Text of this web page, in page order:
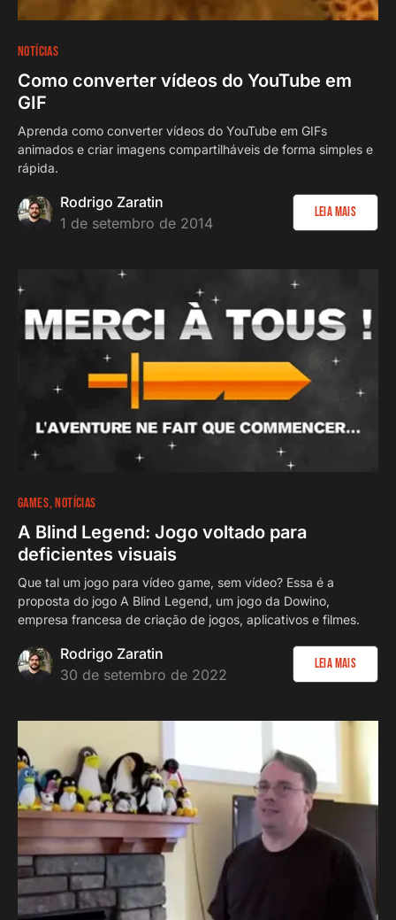
NOTÍCIAS
Como converter vídeos do YouTube em
GIF
Aprenda como converter vídeos do YouTube em GIFs
animados e criar imagens compartilháveis de forma simples e
rápida.
Rodrigo Zaratin
1 de setembro de 2014
Leia Mais
GAMES NOTÍCIAS
A Blind Legend: Jogo voltado para
deficientes visuais
Que tal um jogo para vídeo game, sem vídeo? Essa é a
proposta do jogo A Blind Legend, um jogo da Dowino,
empresa francesa de criação de jogos, aplicativos e filmes.
Rodrigo Zaratin
30 de setembro de 2022
Leia Mais